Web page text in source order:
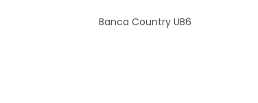
Banca Country UB6